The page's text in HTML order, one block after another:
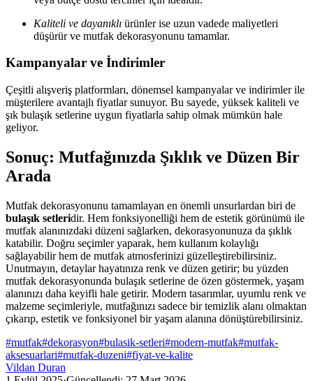
Kaliteli ve dayanıklı ürünler ise uzun vadede maliyetleri
düşürür ve mutfak dekorasyonunu tamamlar.
Kampanyalar ve İndirimler
Çeşitli alışveriş platformları, dönemsel kampanyalar ve indirimler ile
müşterilere avantajlı fiyatlar sunuyor. Bu sayede, yüksek kaliteli ve
şık bulaşık setlerine uygun fiyatlarla sahip olmak mümkün hale
geliyor.
Sonuç: Mutfağınızda Şıklık ve Düzen Bir
Arada
Mutfak dekorasyonunu tamamlayan en önemli unsurlardan biri de
bulaşık setleridir. Hem fonksiyonelliği hem de estetik görünümü ile
mutfak alanınızdaki düzeni sağlarken, dekorasyonunuza da şıklık
katabilir. Doğru seçimler yaparak, hem kullanım kolaylığı
sağlayabilir hem de mutfak atmosferinizi güzelleştirebilirsiniz.
Unutmayın, detaylar hayatınıza renk ve düzen getirir; bu yüzden
mutfak dekorasyonunda bulaşık setlerine de özen göstermek, yaşam
alanınızı daha keyifli hale getirir. Modern tasarımlar, uyumlu renk ve
malzeme seçimleriyle, mutfağınızı sadece bir temizlik alanı olmaktan
çıkarıp, estetik ve fonksiyonel bir yaşam alanına dönüştürebilirsiniz.
#mutfak#dekorasyon#bulasik-setleri#modern-mutfak#mutfak-
aksesuarlari#mutfak-duzeni#fiyat-ve-kalite
Vildan Duran